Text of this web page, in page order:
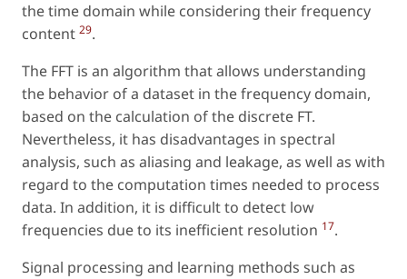
the time domain while considering their frequency
content 29.
The FFT is an algorithm that allows understanding
the behavior of a dataset in the frequency domain,
based on the calculation of the discrete FT.
Nevertheless, it has disadvantages in spectral
analysis, such as aliasing and leakage, as well as with
regard to the computation times needed to process
data. In addition, it is difficult to detect low
frequencies due to its inefficient resolution 17.
Signal processing and learning methods such as